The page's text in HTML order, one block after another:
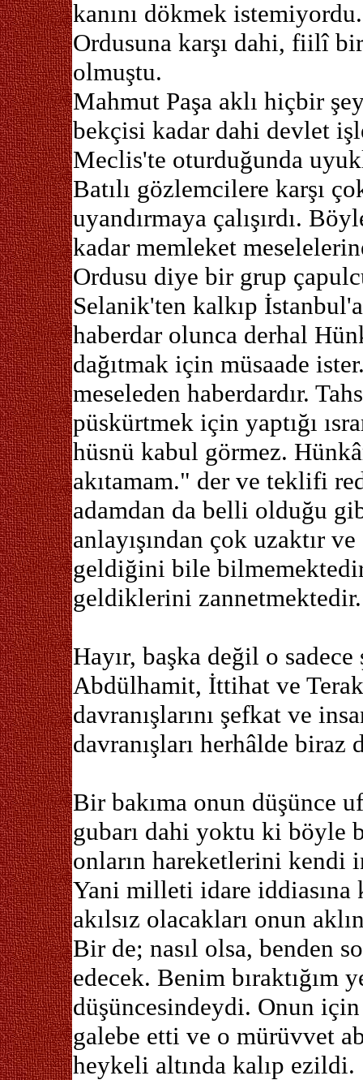
kanını dökmek
Ordusuna karşı dahi, fiilî
olmuştu.
Mahmut Paşa aklı hiçbir
bekçisi kadar dahi devlet
Meclis'te oturduğunda
Batılı gözlemcilere karşı
uyandırmaya çalışırdı.
kadar memleket
Ordusu diye bir grup
Selanik'ten kalkıp
haberdar olunca derhal
dağıtmak için müsaade
meseleden haberdardır.
püskürtmek için yaptığı
hüsnü kabul görmez.
akıtamam." der ve teklifi
adamdan da belli olduğu
anlayışından çok uzaktır
geldiğini bile
geldiklerini zannetmektedir.
Hayır, başka değil o
Abdülhamit, İttihat ve
davranışlarını şefkat ve
davranışları herhâlde biraz
Bir bakıma onun düşünce
gubarı dahi yoktu ki böyle
onların hareketlerini kendi
Yani milleti idare iddiasına
akılsız olacakları onun
Bir de; nasıl olsa, benden
edecek. Benim bıraktığım
düşüncesindeydi. Onun
galebe etti ve o mürüvvet
heykeli altında kalıp ezildi.